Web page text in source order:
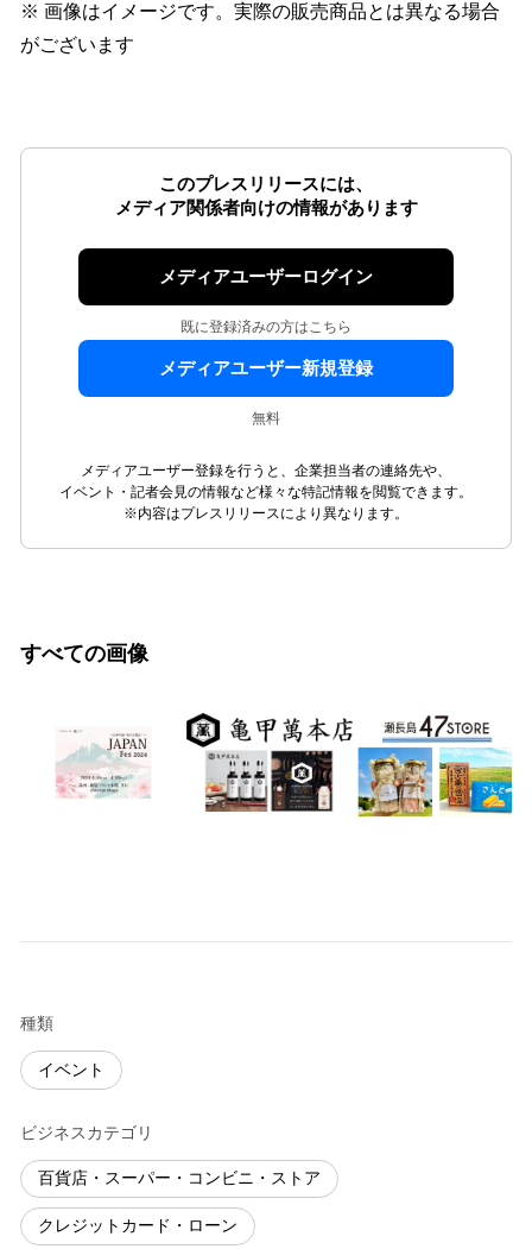
※ 画像はイメージです。実際の販売商品とは異なる場合
がございます
このプレスリリースには、
メディア関係者向けの情報があります
メディアユーザーログイン
既に登録済みの方はこちら
メディアユーザー新規登録
無料
メディアユーザー登録を行うと、企業担当者の連絡先や、
イベント・記者会見の情報など様々な特記情報を閲覧できます。
※内容はプレスリリースにより異なります。
すべての画像
種類
イベント
ビジネスカテゴリ
百貨店・スーパー・コンビニ・ストア
クレジットカード・ローン